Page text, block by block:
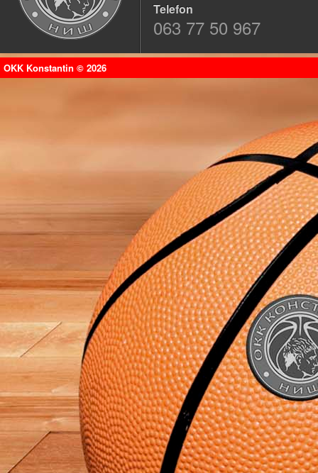
Telefon
063 77 50 967
OKK Konstantin © 2026